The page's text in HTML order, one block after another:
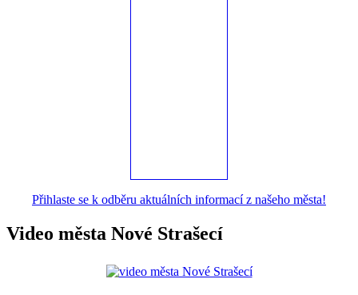
Přihlaste se k odběru aktuálních informací z našeho města!
Video města Nové Strašecí